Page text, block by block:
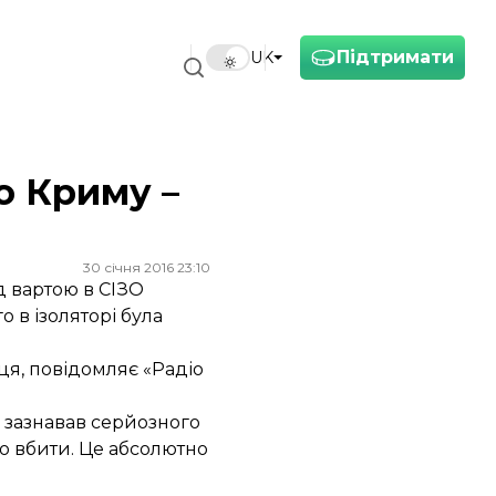
Підтримати
UK
Криму –
30 січня 2016 23:10
вартою в СІЗО
ізоляторі була
повідомляє «Радіо
серйозного
вбити. Це абсолютно